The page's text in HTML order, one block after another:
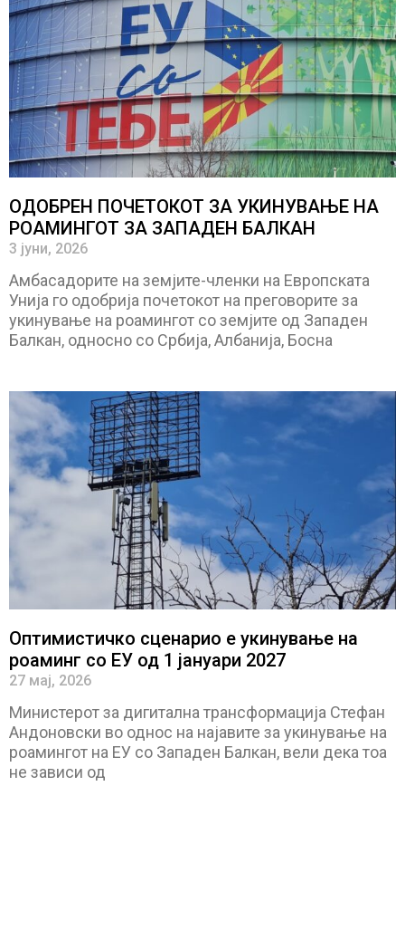
ОДОБРЕН ПОЧЕТОКОТ ЗА УКИНУВАЊЕ НА
РОАМИНГОТ ЗА ЗАПАДЕН БАЛКАН
3 јуни, 2026
Амбасадорите на земјите-членки на Европската
Унија го одобрија почетокот на преговорите за
укинување на роамингот со земјите од Западен
Балкан, односно со Србија, Албанија, Босна
Оптимистичко сценарио е укинување на
роаминг со ЕУ од 1 јануари 2027
27 мај, 2026
Министерот за дигитална трансформација Стефан
Андоновски во однос на најавите за укинување на
роамингот на ЕУ со Западен Балкан, вели дека тоа
не зависи од